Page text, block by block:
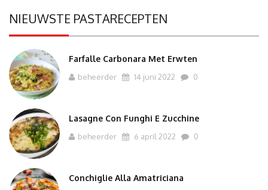
NIEUWSTE PASTARECEPTEN
Farfalle Carbonara Met Erwten
beheerder 14 juni 2022 0
Lasagne Con Funghi E Zucchine
beheerder 6 april 2022 0
Conchiglie Alla Amatriciana